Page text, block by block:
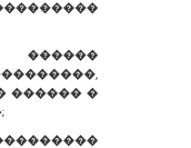
������
������ �